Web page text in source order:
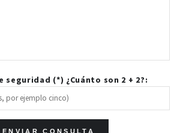
seguridad (*) ¿Cuánto son 2 + 2?: